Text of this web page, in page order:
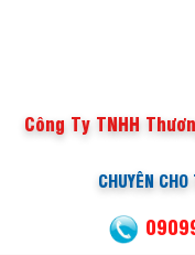
Công Ty TNHH
CHUYÊN